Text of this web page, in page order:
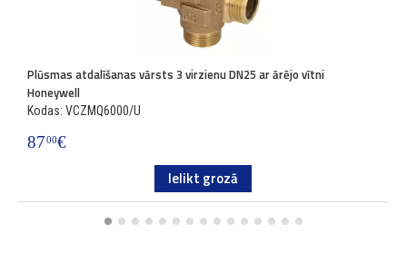
Plūsmas atdalīšanas vārsts 3 virzienu DN25 ar ārējo vītni
Honeywell
Kodas: VCZMQ6000/U
8700€
Ielikt grozā